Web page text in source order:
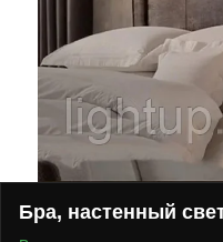
Бра, настенный